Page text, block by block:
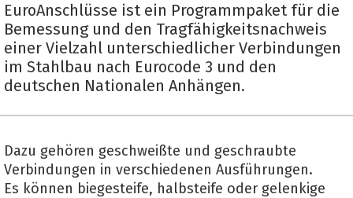
EuroAnschlüsse ist ein Programmpaket für die
Bemessung und den Tragfähigkeitsnachweis
einer Vielzahl unterschiedlicher Verbindungen
im Stahlbau nach Eurocode 3 und den
deutschen Nationalen Anhängen.
Dazu gehören geschweißte und geschraubte
Verbindungen in verschiedenen Ausführungen.
Es können biegesteife, halbsteife oder gelenkige